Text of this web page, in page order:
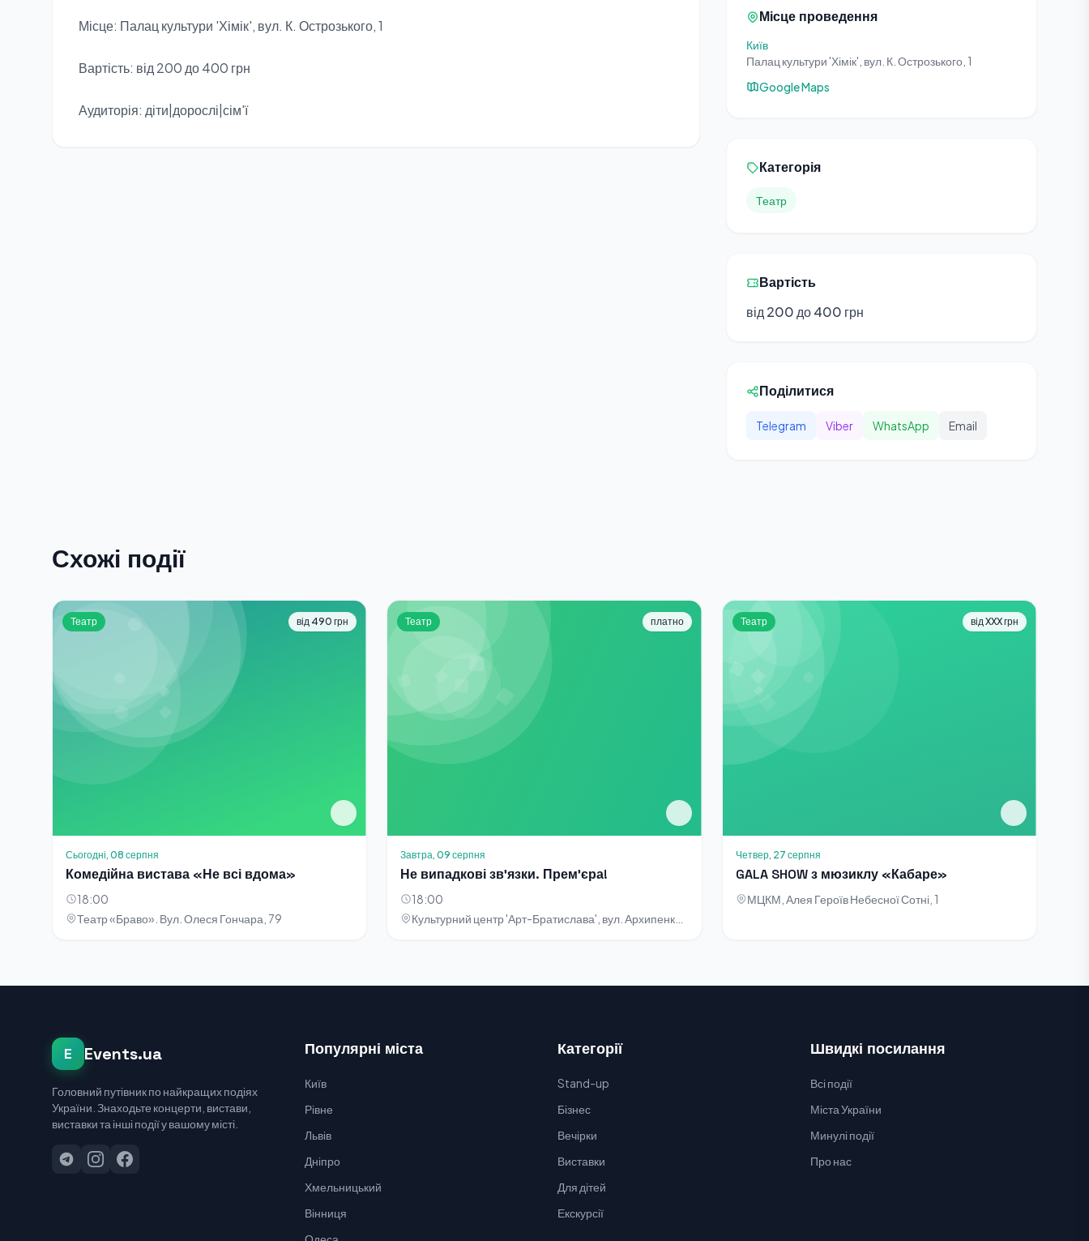
Місце: Палац культури 'Хімік', вул. К. Острозького, 1
Вартість: від 200 до 400 грн
Аудиторія: діти|дорослі|сім'ї
Місце проведення
Київ
Палац культури 'Хімік', вул. К. Острозького, 1
Google Maps
Категорія
Театр
Вартість
від 200 до 400 грн
Поділитися
Telegram Viber WhatsApp Email
Схожі події
Театр від 490 грн
Сьогодні, 08 серпня
Комедійна вистава «Не всі вдома»
18:00
Театр «Браво». Вул. Олеся Гончара, 79
Театр платно
Завтра, 09 серпня
Не випадкові зв'язки. Прем'єра!
18:00
Театр від XXX грн
Четвер, 27 серпня
GALA SHOW з мюзиклу «Кабаре»
МЦКМ, Алея Героїв Небесної Сотні, 1
E Events.ua
Головний путівник по найкращих подіях
України. Знаходьте концерти, вистави,
виставки та інші події у вашому місті.
Популярні міста
Київ
Рівне
Львів
Дніпро
Хмельницький
Вінниця
Категорії
Stand-up
Бізнес
Вечірки
Виставки
Для дітей
Екскурсії
Швидкі посилання
Всі події
Міста України
Минулі події
Про нас